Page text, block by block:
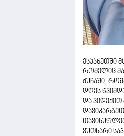
ესპანეთში
რომელიც
ქუჩაში,
დღეს
და ვიდექით
ვუთხარი